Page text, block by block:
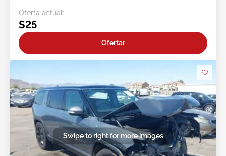
Oferta actual:
$25
Ofertar
Swipe to right for more images